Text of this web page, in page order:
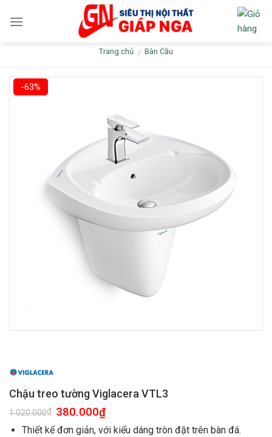
Trang chủ / Bàn Cầu
-63%
Chậu treo tường Viglacera VTL3
1.020.000₫ 380.000₫
Thiết kế đơn giản, với kiểu dáng tròn đặt trên bàn đá.